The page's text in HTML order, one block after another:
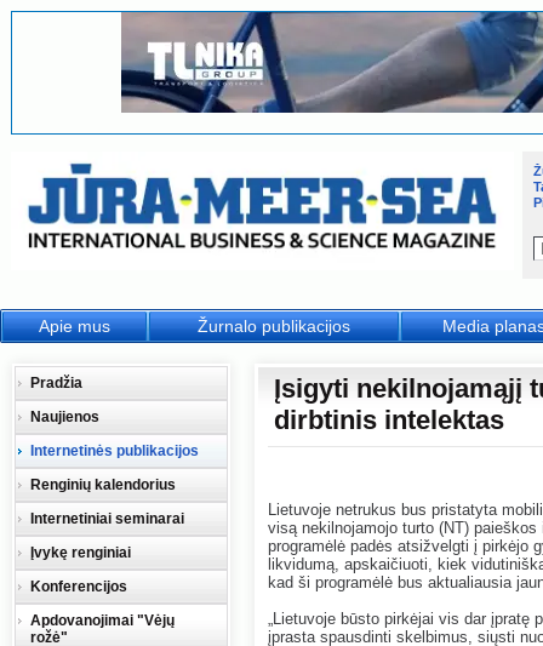
Įsigyti nekilnojamąjį
dirbtinis intelektas
Lietuvoje netrukus bus pristatyta
visą nekilnojamojo turto (NT)
programėlė padės atsižvelgti į pirkėjo
likvidumą, apskaičiuoti, kiek
kad ši programėlė bus aktualiausia
„Lietuvoje būsto pirkėjai vis dar įpratę
įprasta spausdinti skelbimus, siųsti
Pradžia
Naujienos
Internetinės publikacijos
Renginių kalendorius
Internetiniai seminarai
Įvykę renginiai
Konferencijos
Apdovanojimai "Vėjų
rožė"
Apie mus Žurnalo publikacijos Media